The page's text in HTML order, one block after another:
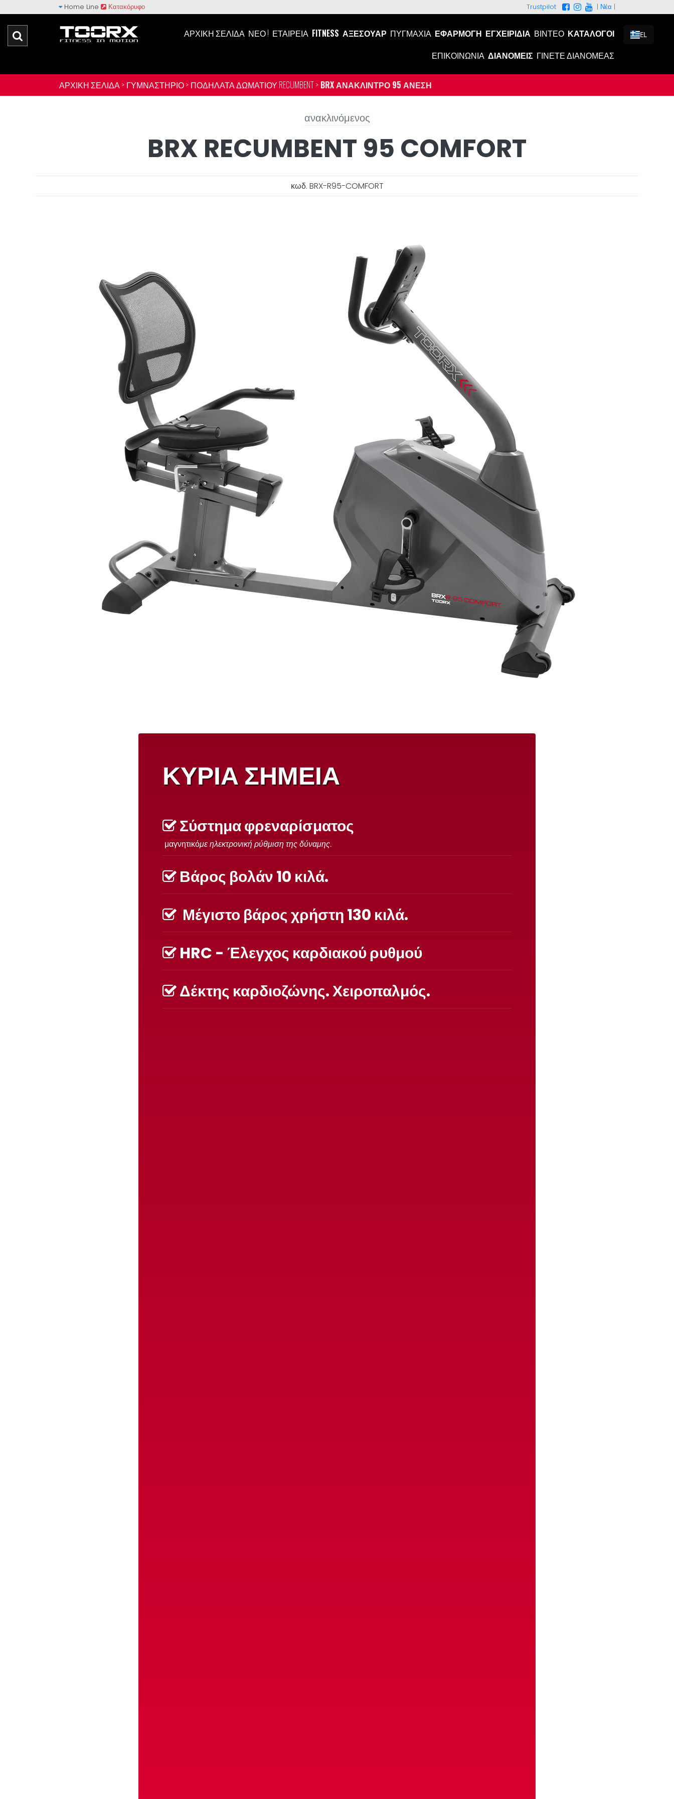
EL
Home Line Κατακόρυφο Trustpilot | Νέα |
ΑΡΧΙΚΉ ΣΕΛΊΔΑ ΝΕΟ ! ΕΤΑΙΡΕΊΑ FITNESS ΑΞΕΣΟΥΆΡ ΠΥΓΜΑΧΊΑ ΕΦΑΡΜΟΓΉ ΕΓΧΕΙΡΊΔΙΑ ΒΊΝΤΕΟ ΚΑΤΆΛΟΓΟΙ
ΕΠΙΚΟΙΝΩΝΊΑ ΔΙΑΝΟΜΕΊΣ ΓΊΝΕΤΕ ΔΙΑΝΟΜΈΑΣ
ΑΡΧΙΚΉ ΣΕΛΊΔΑ > ΓΥΜΝΑΣΤΉΡΙΟ > ΠΟΔΉΛΑΤΑ ΔΩΜΑΤΊΟΥ RECUMBENT > BRX ΑΝΆΚΛΙΝΤΡΟ 95 ΆΝΕΣΗ
ανακλινόμενος
BRX RECUMBENT 95 COMFORT
κωδ. BRX-R95-COMFORT
ΚΥΡΙΑ ΣΗΜΕΙΑ
Σύστημα φρεναρίσματος
μαγνητικόμε ηλεκτρονική ρύθμιση της δύναμης.
Βάρος βολάν 10 κιλά.
Μέγιστο βάρος χρήστη 130 κιλά.
HRC - Έλεγχος καρδιακού ρυθμού
Δέκτης καρδιοζώνης. Χειροπαλμός.